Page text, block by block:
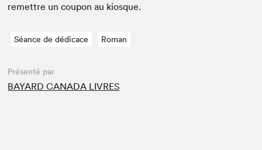
remet­tre un coupon au kiosque.
Séance de dédicace Roman
Présenté par
BAYARD CANADA LIVRES